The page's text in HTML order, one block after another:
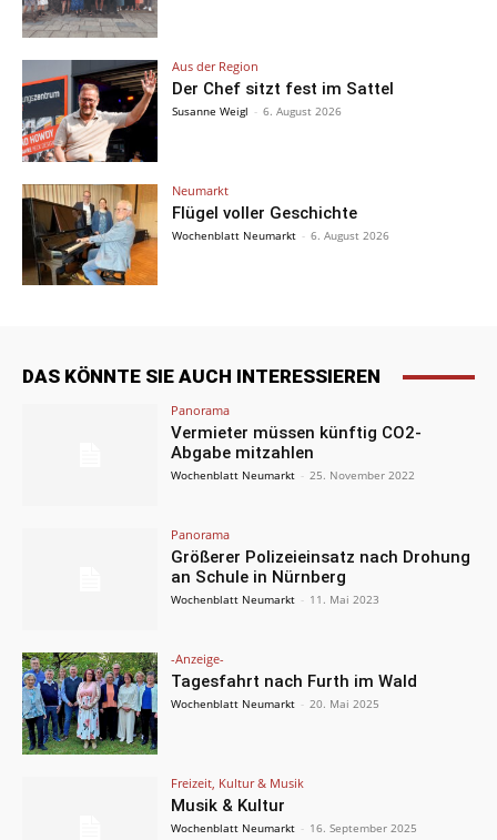
Aus der Region
Der Chef sitzt fest im Sattel
Susanne Weigl - 6. August 2026
Neumarkt
Flügel voller Geschichte
Wochenblatt Neumarkt - 6. August 2026
DAS KÖNNTE SIE AUCH INTERESSIEREN
Panorama
Vermieter müssen künftig CO2-
Abgabe mitzahlen
Wochenblatt Neumarkt - 25. November 2022
Panorama
Größerer Polizeieinsatz nach Drohung
an Schule in Nürnberg
Wochenblatt Neumarkt - 11. Mai 2023
-Anzeige-
Tagesfahrt nach Furth im Wald
Wochenblatt Neumarkt - 20. Mai 2025
Freizeit, Kultur & Musik
Musik & Kultur
Wochenblatt Neumarkt - 16. September 2025